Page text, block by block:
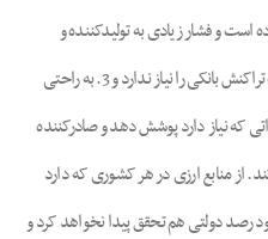
است و فشار زیادی به تولیدکننده و
صادرکننده آورده) را نخواهد داشت. 2. بحث تراکنش بانکی را نیاز ندارد و 3. به راحتی
که نیاز دارد پوشش دهد و صادرکننده
از منابع ارزی در هر کشوری که دارد
رصد دولتی هم تحقق پیدا نخواهد کرد و